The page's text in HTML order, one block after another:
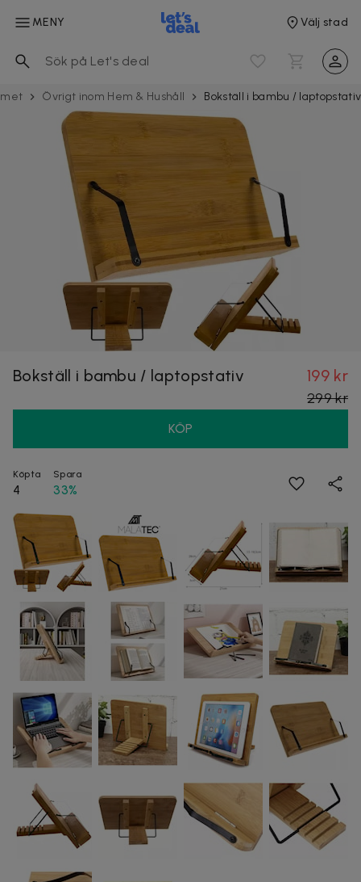
MENY Välj stad
Övrigt inom Hem & Hushåll Bokställ i bambu / laptopstativ
Bokställ i bambu / laptopstativ 199 kr
299 kr
KÖP
Köpta
4
Spara
33%